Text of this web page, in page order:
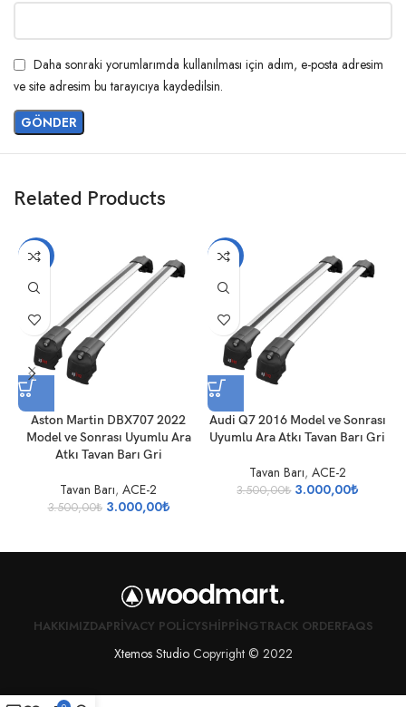
Daha sonraki yorumlarımda kullanılması için adım, e-posta adresim
ve site adresim bu tarayıcıya kaydedilsin.
Related Products
-14%
Aston Martin DBX707 2022
Model ve Sonrası Uyumlu Ara
Atkı Tavan Barı Gri
Tavan Barı, ACE-2
3.500,00₺ 3.000,00₺
-14%
Audi Q7 2016 Model ve Sonrası
Uyumlu Ara Atkı Tavan Barı Gri
Tavan Barı, ACE-2
3.500,00₺ 3.000,00₺
HAKKIMIZDAPRIVACY POLICYSHIPPINGTRACK ORDERFAQS
Xtemos StudioCopyright © 2022